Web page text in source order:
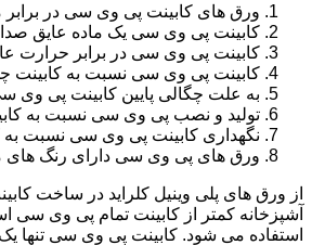
ورق های کابینت پی وی سی در
کابینت پی وی سی یک ماده عایق
کابینت پی وی سی در برابر حرارت
کابینت پی وی سی نسبت به
به علت چگالی پایین کابینت پی وی
تولید و نصب پی وی سی نسبت به
نگهداری کابینت پی وی سی نسبت به
ورق های پی وی سی دارای رنگ های
از ورق های پلی وینیل کلراید در ساخت
آشپزخانه کمتر از کابینت تمام پی وی
استفاده می شود. کابینت پی وی سی تنها